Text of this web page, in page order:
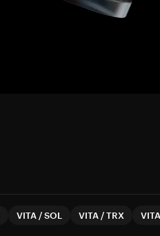
VITA /SOL VITA /TRX VITA